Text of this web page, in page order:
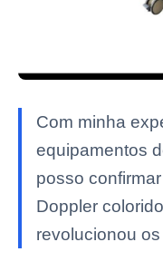
Com minha
equipamentos
posso
Doppler
revolucionou os